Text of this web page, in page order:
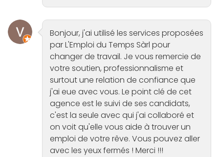
Bonjour, j'ai utilisé les services proposées
par L'Emploi du Temps Sàrl pour
changer de travail. Je vous remercie de
votre soutien, professionnalisme et
surtout une relation de confiance que
j'ai eue avec vous. Le point clé de cet
agence est le suivi de ses candidats,
c'est la seule avec qui j'ai collaboré et
on voit qu'elle vous aide à trouver un
emploi de votre rêve. Vous pouvez aller
avec les yeux fermés ! Merci !!!